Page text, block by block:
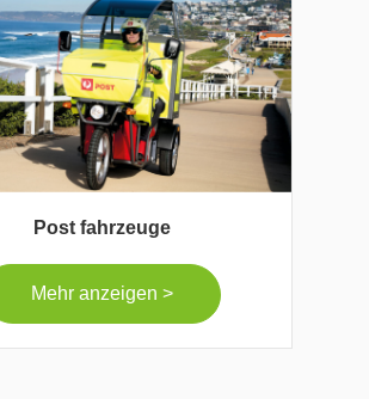
Post fahrzeuge
Mehr anzeigen >